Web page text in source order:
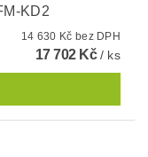
KD2
14 630 Kč bez DPH
17 702 Kč/ ks